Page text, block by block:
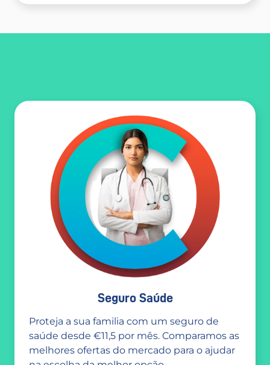
Seguro Saúde
Proteja a sua familia com um seguro de
saúde desde €11,5 por mês. Comparamos as
melhores ofertas do mercado para o ajudar